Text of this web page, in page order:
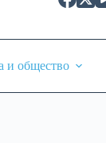
и общество